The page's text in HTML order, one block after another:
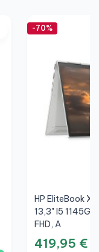
-70%
HP EliteBook
13,3" I5
FHD, A
419,95 €